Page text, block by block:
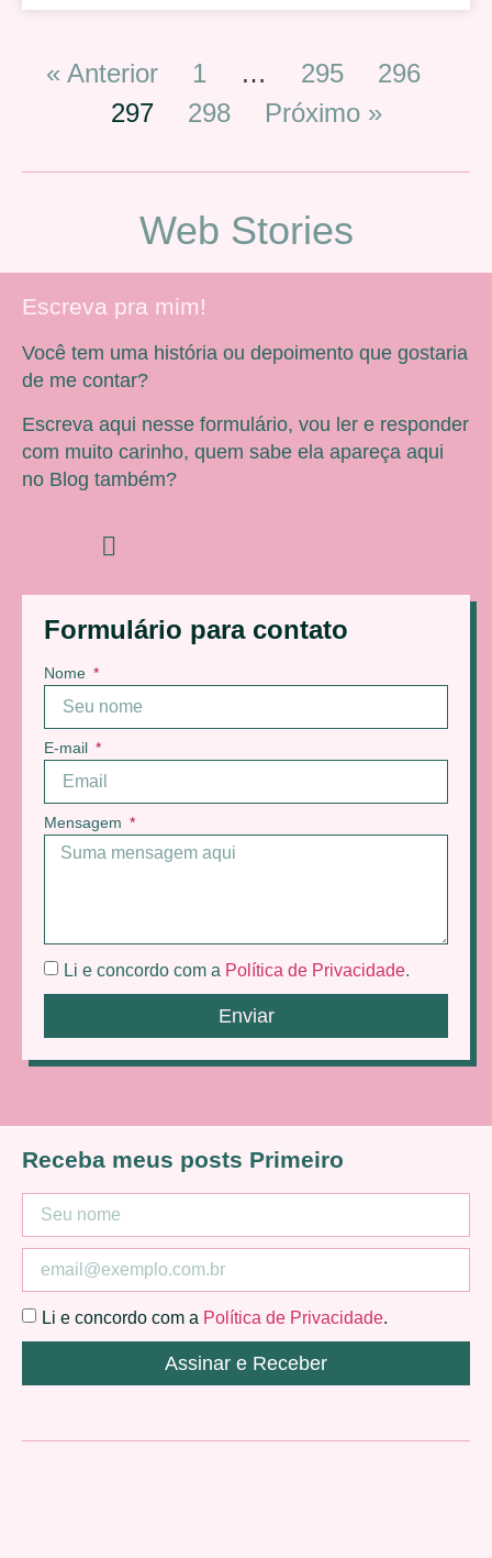
« Anterior 1 … 295
296
297
298 Próximo »
Web Stories
Formulário para contato
Nome
E-mail
Mensagem
Li e concordo com a Política de Privacidade.
Enviar
Escreva pra mim!
Você tem uma história ou depoimento que gostaria
de me contar?
Escreva aqui nesse formulário, vou ler e responder
com muito carinho, quem sabe ela apareça aqui
no Blog também?
Receba meus posts Primeiro
Li e concordo com a Política de Privacidade.
Assinar e Receber